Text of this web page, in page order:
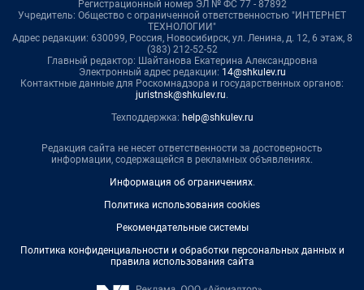
Регистрационный номер ЭЛ № ФС 77 - 87892
Учредитель: Общество с ограниченной ответственностью "ИНТЕРНЕТ
ТЕХНОЛОГИИ"
Адрес редакции: 630099, Россия, Новосибирск, ул. Ленина, д. 12, 6 этаж, 8
(383) 212-52-52
Главный редактор: Шайтанова Екатерина Александровна
Электронный адрес редакции: 14@shkulev.ru
Контактные данные для Роскомнадзора и государственных органов:
juristnsk@shkulev.ru.
Техподдержка: help@shkulev.ru
Редакция сайта не несет ответственности за достоверность
информации, содержащейся в рекламных объявлениях.
Информация об ограничениях.
Политика использования cookies
Рекомендательные системы
Политика конфиденциальности и обработки персональных данных и
правила использования сайта